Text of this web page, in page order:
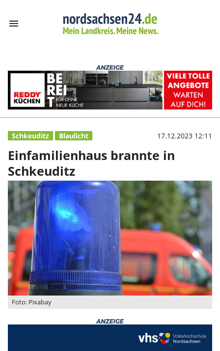
menu
Schkeuditz Blaulicht 17.12.2023 12:11
Einfamilienhaus brannte in
Schkeuditz
Foto: Pixabay